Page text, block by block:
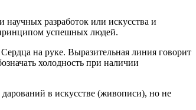
разработок или искусства и
успешных людей.
на руке. Выразительная линия говорит
холодность при наличии
в искусстве (живописи), но не